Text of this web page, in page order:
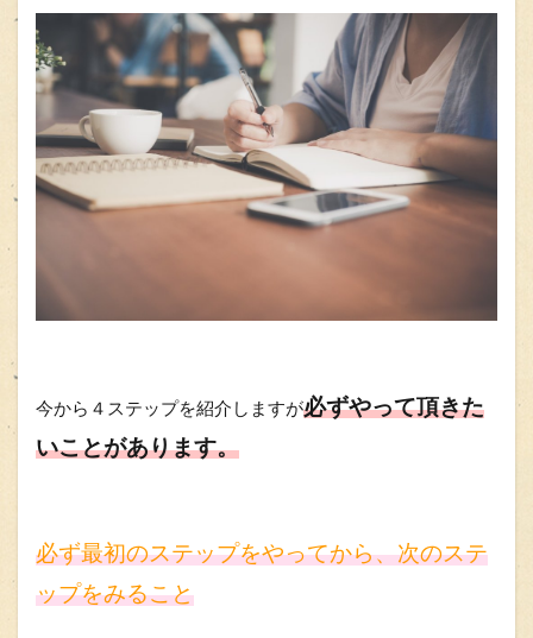
今から４ステップを紹介しますが必ずやって頂きた
いことがあります。
必ず最初のステップをやってから、次のステ
ップをみること